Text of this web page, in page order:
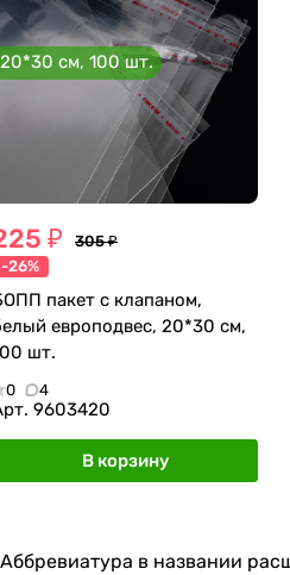
20*30 см, 100 шт.
₽
305 ₽
-26%
пакет с клапаном,
европодвес, 20*30 см,
шт.
0 4
9603420
В корзину
Аббревиатура в названии